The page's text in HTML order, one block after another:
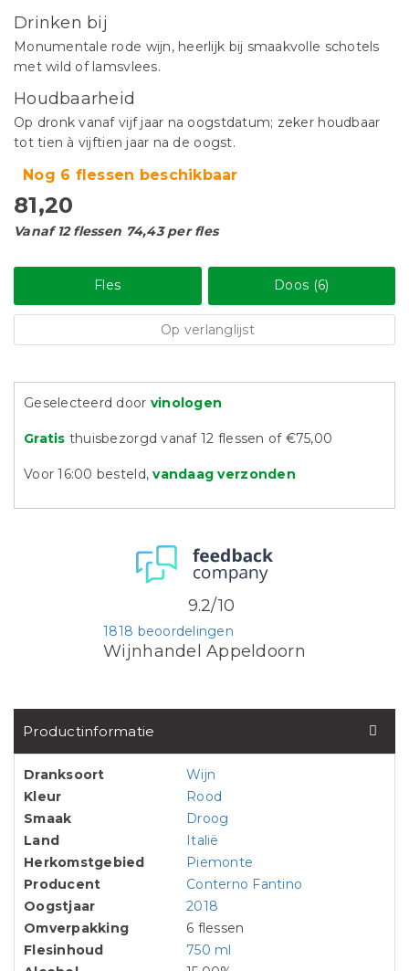
Drinken bij
Monumentale rode wijn, heerlijk bij smaakvolle schotels
met wild of lamsvlees.
Houdbaarheid
Op dronk vanaf vijf jaar na oogstdatum; zeker houdbaar
tot tien à vijftien jaar na de oogst.
Nog 6 flessen beschikbaar
81,20
Vanaf 12 flessen 74,43 per fles
Fles Doos (6)
Op verlanglijst
Geselecteerd door vinologen
Gratis thuisbezorgd vanaf 12 flessen of €75,00
Voor 16:00 besteld,vandaag verzonden
Wijnhandel Appeldoorn
1818 beoordelingen
9.2/10
Productinformatie
Dranksoort
Wijn
Kleur
Rood
Smaak
Droog
Land
Italië
Herkomstgebied
Piemonte
Producent
Conterno Fantino
Oogstjaar
2018
Omverpakking
6 flessen
Flesinhoud
750 ml